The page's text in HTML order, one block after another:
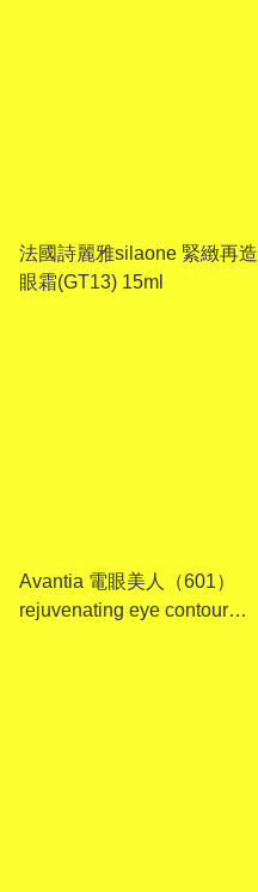
法國詩麗雅silaone 緊緻再造
眼霜(GT13) 15ml
Avantia 電眼美人（601）
rejuvenating eye contour